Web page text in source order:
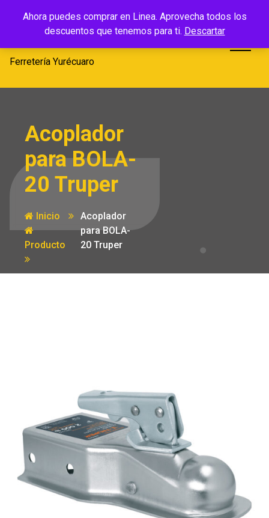
Ahora puedes comprar en Linea. Aprovecha todos los
descuentos que tenemos para ti. Descartar
Ferretería
Yurécuaro
Ferretería Yurécuaro
Acoplador
para BOLA-
20 Truper
Inicio
Producto
Acoplador
para BOLA-
20 Truper